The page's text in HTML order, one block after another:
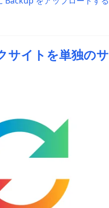
サイトを単独の